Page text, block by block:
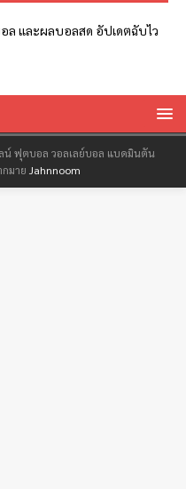
ล และผลบอลสด อัปเดตฉับไว
น์ ฟุตบอล วอลเลย์บอล แบดมินตัน
มาย Jahnnoom